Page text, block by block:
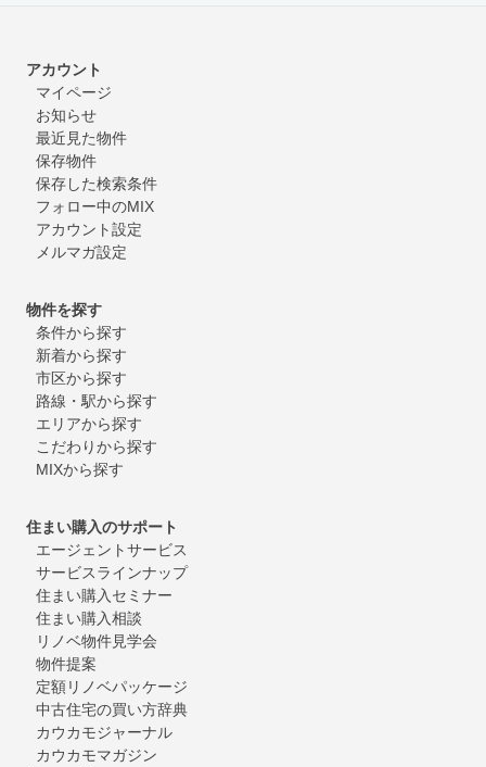
アカウント
マイページ
お知らせ
最近見た物件
保存物件
保存した検索条件
フォロー中のMIX
アカウント設定
メルマガ設定
物件を探す
条件から探す
新着から探す
市区から探す
路線・駅から探す
エリアから探す
こだわりから探す
MIXから探す
住まい購入のサポート
エージェントサービス
サービスラインナップ
住まい購入セミナー
住まい購入相談
リノベ物件見学会
物件提案
定額リノベパッケージ
中古住宅の買い方辞典
カウカモジャーナル
カウカモマガジン